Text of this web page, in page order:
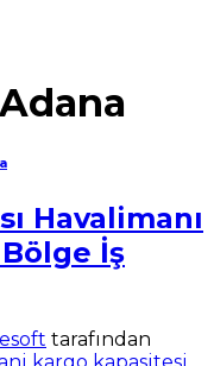
Adana
Havalimanı
İş
tarafından